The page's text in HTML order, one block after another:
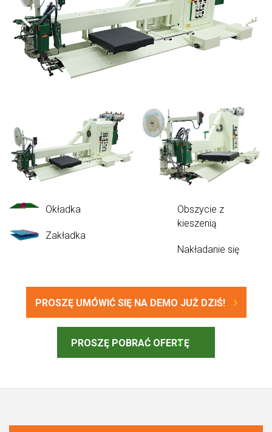
PROSZĘ UMÓWIĆ SIĘ NA DEMO JUŻ DZIŚ!
PROSZĘ POBRAĆ OFERTĘ
Okładka
Zakładka
Obszycie z
kieszenią
Nakładanie się